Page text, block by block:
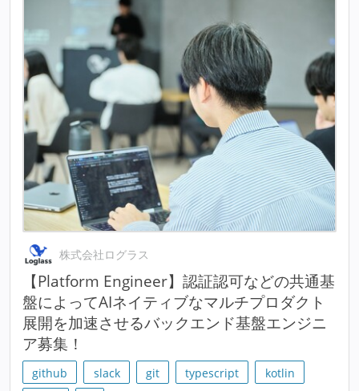
株式会社ログラス
【Platform Engineer】認証認可などの共通基
盤によってAIネイティブなマルチプロダクト
展開を加速させるバックエンド基盤エンジニ
ア募集！
github slack git typescript
kotlin